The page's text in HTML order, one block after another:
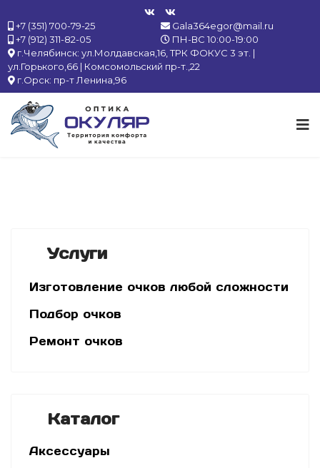
+7 (351) 700-79-25
+7 (912) 311-82-05
Gala364egor@mail.ru
ПН-ВС 10:00-19:00
г.Челябинск: ул.Молдавская,16, ТРК ФОКУС 3 эт. |
ул.Горького,66 | Комсомольский пр-т.,22
г.Орск: пр-т Ленина,96
Услуги
Изготовление очков любой сложности
Подбор очков
Ремонт очков
Каталог
Аксессуары